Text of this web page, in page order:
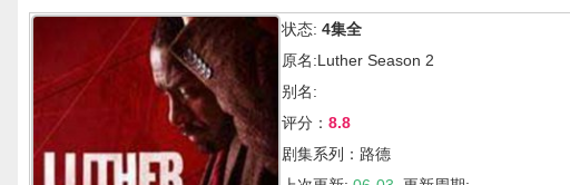
状态: 4集全
原名:Luther Season 2
别名:
评分： 8.8
剧集系列：路德